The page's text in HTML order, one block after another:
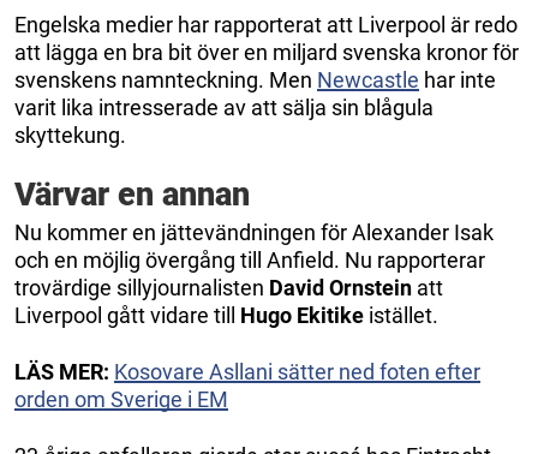
Engelska medier har rapporterat att Liverpool är redo
att lägga en bra bit över en miljard svenska kronor för
svenskens namnteckning. Men Newcastle har inte
varit lika intresserade av att sälja sin blågula
skyttekung.
Värvar en annan
Nu kommer en jättevändningen för Alexander Isak
och en möjlig övergång till Anfield. Nu rapporterar
trovärdige sillyjournalisten David Ornstein att
Liverpool gått vidare till Hugo Ekitike istället.
LÄS MER: Kosovare Asllani sätter ned foten efter
orden om Sverige i EM